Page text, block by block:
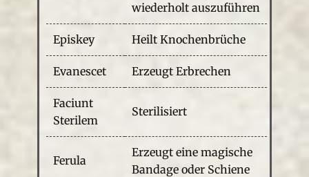
wiederholt auszuführen
Episkey Heilt Knochenbrüche
Evanescet Erzeugt Erbrechen
Faciunt
Sterilem
Sterilisiert
Ferula
Erzeugt eine magische
Bandage oder Schiene